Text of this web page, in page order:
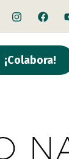
¡Colabora!